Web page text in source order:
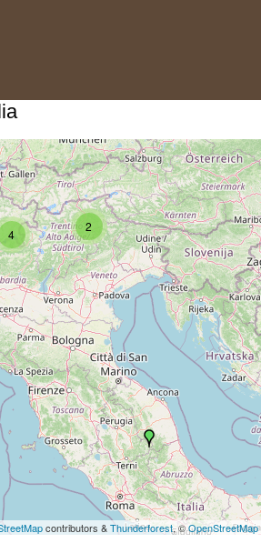
2
4
contributors &Thunderforest, ©OpenStreetMap